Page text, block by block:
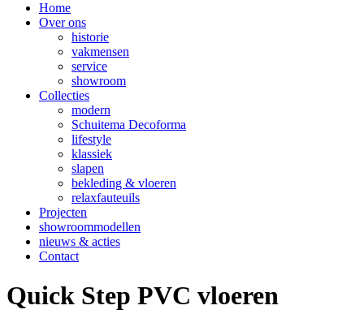
Home
Over ons
historie
vakmensen
service
showroom
Collecties
modern
Schuitema Decoforma
lifestyle
klassiek
slapen
bekleding & vloeren
relaxfauteuils
Projecten
showroommodellen
nieuws & acties
Contact
Quick Step PVC vloeren